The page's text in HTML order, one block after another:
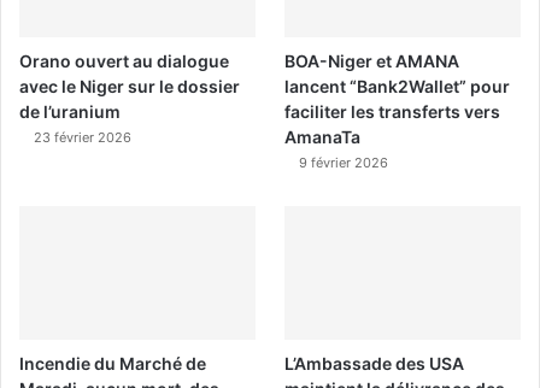
Orano ouvert au dialogue
avec le Niger sur le dossier
de l’uranium
23 février 2026
BOA-Niger et AMANA
lancent “Bank2Wallet” pour
faciliter les transferts vers
AmanaTa
9 février 2026
Incendie du Marché de
L’Ambassade des USA